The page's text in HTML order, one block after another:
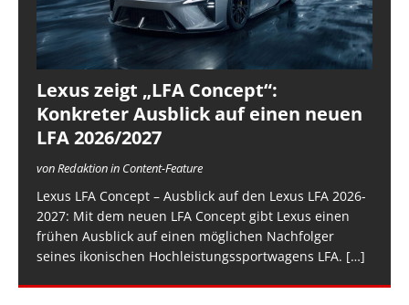
Lexus zeigt „LFA Concept“:
Konkreter Ausblick auf einen neuen
LFA 2026/2027
von Redaktion in Content-Feature
Lexus LFA Concept – Ausblick auf den Lexus LFA 2026-
2027: Mit dem neuen LFA Concept gibt Lexus einen
frühen Ausblick auf einen möglichen Nachfolger
seines ikonischen Hochleistungssportwagens LFA. […]